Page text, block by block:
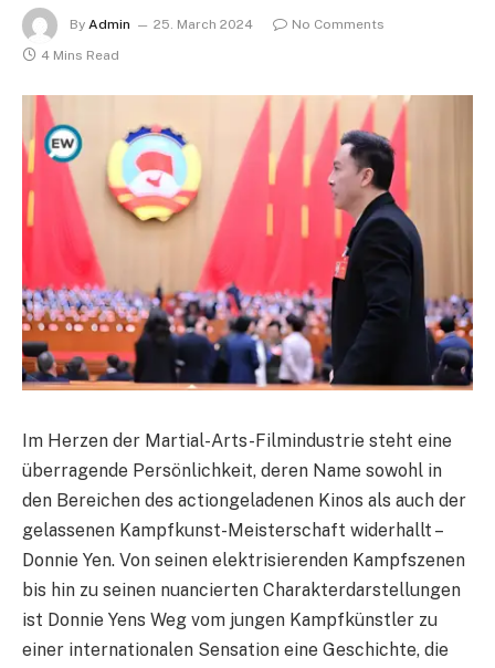
By Admin 25. March 2024
No Comments
4 Mins Read
Im Herzen der Martial-Arts-Filmindustrie steht eine
überragende Persönlichkeit, deren Name sowohl in
den Bereichen des actiongeladenen Kinos als auch der
gelassenen Kampfkunst-Meisterschaft widerhallt –
Donnie Yen. Von seinen elektrisierenden Kampfszenen
bis hin zu seinen nuancierten Charakterdarstellungen
ist Donnie Yens Weg vom jungen Kampfkünstler zu
einer internationalen Sensation eine Geschichte, die